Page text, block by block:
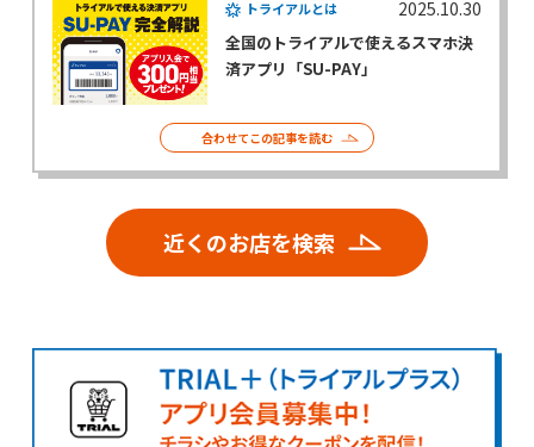
トライアルとは 2025.10.30
全国のトライアルで使えるスマホ決
済アプリ「SU-PAY」
合わせてこの記事を読む
近くのお店を検索